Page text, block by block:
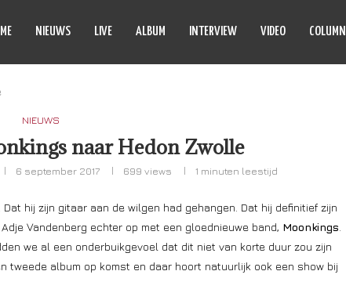
NIEUWS LIVE ALBUM INTERVIEW VIDEO COLUMN
NIEUWS
naar Hedon Zwolle
6 september 2017 699 views 1 minuten leestijd
hij zijn gitaar aan de wilgen had gehangen. Dat hij definitief zijn
Vandenberg echter op met een gloednieuwe band, Moonkings
we al een onderbuikgevoel dat dit niet van korte duur zou zijn
tweede album op komst en daar hoort natuurlijk ook een show bij